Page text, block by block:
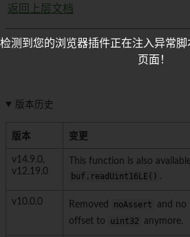
返回上层文档
版本历史
版本 变更
v14.9.0,
v12.19.0
This function is also
buf.readUint16LE() .
v10.0.0 Removed noAssert
and no
offset to
uint32 anymore.
检测到您的浏览器插件正在注入异常
页面！